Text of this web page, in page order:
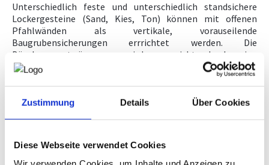
Zustimmung Details Über Cookies
Diese Webseite verwendet Cookies
WKO.AT
Unterschiedlich feste und unterschiedlich standsichere
Lockergesteine (Sand, Kies, Ton) können mit offenen
Pfahlwänden als vertikale, vorauseilende
Baugrubensicherungen errrichtet werden. Die
Böschungsentwässerung wird so nicht durch eine
Versiegelung mit Spritzbeton behindert, der
Böschungsdruck nicht durch einen hydrostatischen Druck
verstärkt.
Standsicherheitsnachweise mit der Software GEO5.
Ausführung Fa RUTTNIGG Bau GmbH, Roitham, Bauherr
Bauausführung KIENINGER Bad Goisern, Geologie und